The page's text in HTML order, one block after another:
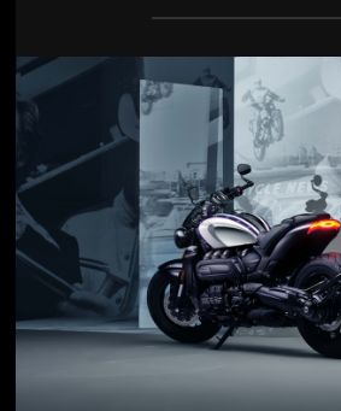
Jön még kép!